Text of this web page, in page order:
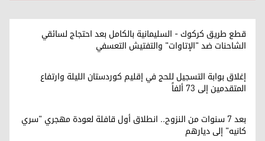
قطع طريق كركوك - السليمانية بالكامل بعد احتجاج لسائقي
الشاحنات ضد "الإتاوات" والتفتيش التعسفي
إغلاق بوابة التسجيل للحج في إقليم كوردستان الليلة وارتفاع
المتقدمين إلى 73 ألفاً
بعد 7 سنوات من النزوح.. انطلاق أول قافلة لعودة مهجري "سري
كانيه" إلى ديارهم